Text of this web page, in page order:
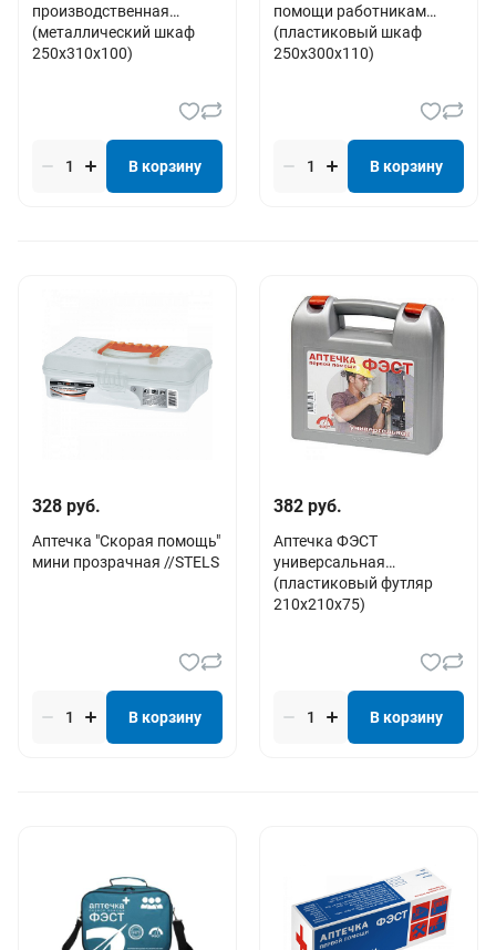
производственная
(металлический шкаф
250х310х100)
В корзину
помощи работникам
(пластиковый шкаф
250х300х110)
В корзину
328 руб.
Аптечка "Скорая помощь"
мини прозрачная //STELS
В корзину
382 руб.
Аптечка ФЭСТ
универсальная
(пластиковый футляр
210х210х75)
В корзину